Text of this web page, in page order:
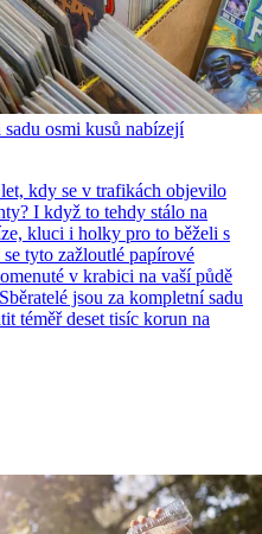
osmi kusů nabízejí
let, kdy se v trafikách objevilo
I když to tehdy stálo na
kluci i holky pro to běželi s
tyto zažloutlé papírové
v krabici na vaší půdě
jsou za kompletní sadu
téměř deset tisíc korun na